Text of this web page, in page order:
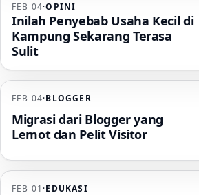
FEB 04·OPINI
Inilah Penyebab Usaha Kecil di
Kampung Sekarang Terasa
Sulit
FEB 04·BLOGGER
Migrasi dari Blogger yang
Lemot dan Pelit Visitor
FEB 01 ·EDUKASI